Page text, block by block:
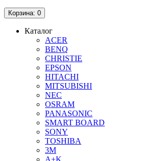
Корзина: 0
Каталог
ACER
BENQ
CHRISTIE
EPSON
HITACHI
MITSUBISHI
NEC
OSRAM
PANASONIC
SMART BOARD
SONY
TOSHIBA
3М
A+K